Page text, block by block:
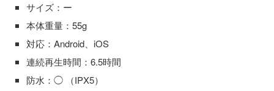
サイズ：ー
本体重量：55g
対応：Android、iOS
連続再生時間：6.5時間
防水：◯ （IPX5）